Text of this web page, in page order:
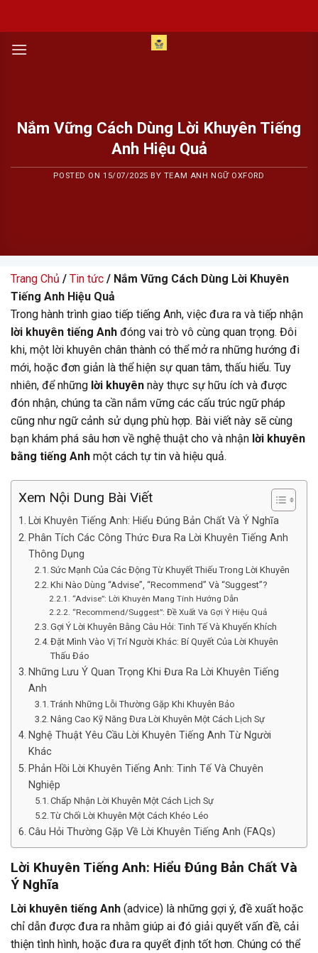
content
Nắm Vững Cách Dùng Lời Khuyên Tiếng
Anh Hiệu Quả
POSTED ON15/07/2025 BY TEAM ANH NGỮ OXFORD
Trang Chủ / Tin tức / Nắm Vững Cách Dùng Lời Khuyên
Tiếng Anh Hiệu Quả
Trong hành trình giao tiếp tiếng Anh, việc đưa ra và tiếp nhận
lời khuyên tiếng Anh đóng vai trò vô cùng quan trọng. Đôi
khi, một lời khuyên chân thành có thể mở ra những hướng đi
mới, hoặc đơn giản là thể hiện sự quan tâm, thấu hiểu. Tuy
nhiên, để những lời khuyên này thực sự hữu ích và được
đón nhận, chúng ta cần nắm vững các cấu trúc ngữ pháp
cũng như ngữ cảnh sử dụng phù hợp. Bài viết này sẽ cùng
bạn khám phá sâu hơn về nghệ thuật cho và nhận lời khuyên
bằng tiếng Anh một cách tự tin và hiệu quả.
Xem Nội Dung Bài Viết
Lời Khuyên Tiếng Anh: Hiểu Đúng Bản Chất Và Ý Nghĩa
Phân Tích Các Công Thức Đưa Ra Lời Khuyên Tiếng Anh
Thông Dụng
Sức Mạnh Của Các Động Từ Khuyết Thiếu Trong Lời Khuyên
Khi Nào Dùng “Advise”, “Recommend” Và “Suggest”?
“Advise”: Lời Khuyên Mang Tính Hướng Dẫn
“Recommend/Suggest”: Đề Xuất Và Gợi Ý Hiệu Quả
Gợi Ý Lời Khuyên Bằng Câu Hỏi: Tinh Tế Và Khuyến Khích
Đặt Mình Vào Vị Trí Người Khác: Bí Quyết Của Lời Khuyên
Thấu Đáo
Những Lưu Ý Quan Trọng Khi Đưa Ra Lời Khuyên Tiếng
Anh
Tránh Những Lỗi Thường Gặp Khi Khuyên Bảo
Nâng Cao Kỹ Năng Đưa Lời Khuyên Một Cách Lịch Sự
Nghệ Thuật Yêu Cầu Lời Khuyên Tiếng Anh Từ Người
Khác
Phản Hồi Lời Khuyên Tiếng Anh: Tinh Tế Và Chuyên
Nghiệp
Chấp Nhận Lời Khuyên Một Cách Lịch Sự
Từ Chối Lời Khuyên Một Cách Khéo Léo
Câu Hỏi Thường Gặp Về Lời Khuyên Tiếng Anh (FAQs)
Lời Khuyên Tiếng Anh: Hiểu Đúng Bản Chất Và
Ý Nghĩa
Lời khuyên tiếng Anh (advice) là những gợi ý, đề xuất hoặc
chỉ dẫn được đưa ra nhằm giúp ai đó giải quyết vấn đề, cải
thiện tình hình, hoặc đưa ra quyết định tốt hơn. Chúng có thể